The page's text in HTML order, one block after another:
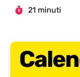
21 minuti